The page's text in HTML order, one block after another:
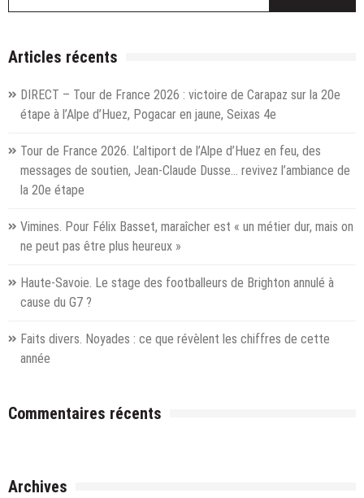
seul
passer
un
universel
d’espoir »
Articles récents
DIRECT – Tour de France 2026 : victoire de Carapaz sur la 20e
étape à l’Alpe d’Huez, Pogacar en jaune, Seixas 4e
Tour de France 2026. L’altiport de l’Alpe d’Huez en feu, des
messages de soutien, Jean-Claude Dusse… revivez l’ambiance de
la 20e étape
Vimines. Pour Félix Basset, maraîcher est « un métier dur, mais on
ne peut pas être plus heureux »
Haute-Savoie. Le stage des footballeurs de Brighton annulé à
cause du G7 ?
Faits divers. Noyades : ce que révèlent les chiffres de cette
année
Commentaires récents
Archives